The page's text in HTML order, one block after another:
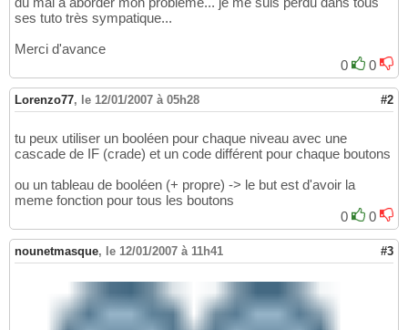
ses tuto très sympatique...
Merci d'avance
0
0
Lorenzo77, le 12/01/2007 à 05h28 #2
tu peux utiliser un booléen pour chaque niveau avec une
cascade de IF (crade) et un code différent pour chaque boutons
ou un tableau de booléen (+ propre) -> le but est d'avoir la
meme fonction pour tous les boutons
0
0
nounetmasque, le 12/01/2007 à 11h41 #3